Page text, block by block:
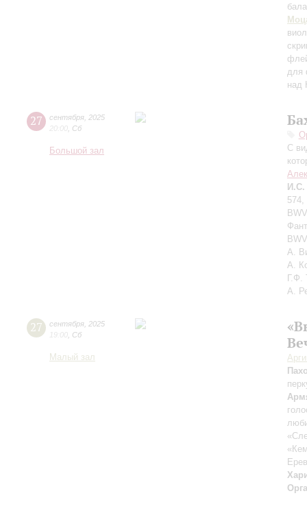
для
над
27 сентября 2025
20:00 Сб
Большой зал
С
И.С.
А.
А.
Г.Ф.
А.
27 сентября 2025
19:00 Сб
Малый зал